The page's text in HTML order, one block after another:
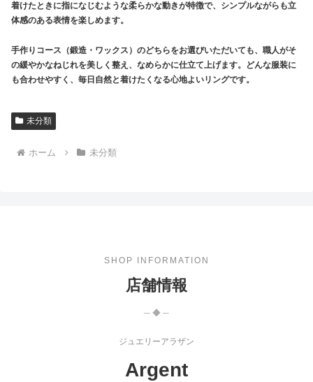
着けたときに指になじむような柔らかな動きが特徴で、シンプルながらも立
体感のある表情を楽しめます。
手作りコース（鍛造・ワックス）のどちらをお選びいただいても、職人がそ
の緩やかなねじれを美しく整え、なめらかに仕立て上げます。どんな服装に
も合わせやすく、毎日自然と着けたくなる心地よいリングです。
未分類
ホーム 未分類
SHOP INFORMATION
店舗情報
─ ◆ ─
ジュエリーアラザン
Argent